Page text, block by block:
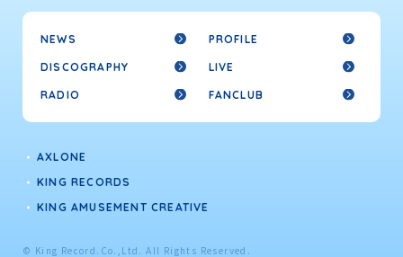
NEWS PROFILE
DISCOGRAPHY LIVE
RADIO FANCLUB
AXLONE
KING RECORDS
KING AMUSEMENT CREATIVE
© King Record.Co.,Ltd. All Rights Reserved.